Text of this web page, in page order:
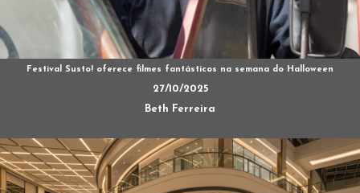
Festival Susto! oferece filmes fantásticos na semana do Halloween
27/10/2025
Beth Ferreira